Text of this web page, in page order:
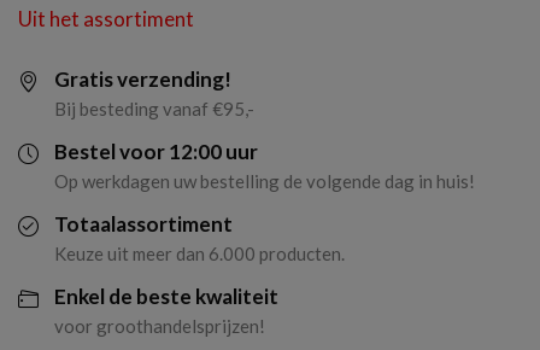
Uit het assortiment
Gratis verzending!
Bij besteding vanaf €95,-
Bestel voor 12:00 uur
Op werkdagen uw bestelling de volgende dag in huis!
Totaalassortiment
Keuze uit meer dan 6.000 producten.
Enkel de beste kwaliteit
voor groothandelsprijzen!